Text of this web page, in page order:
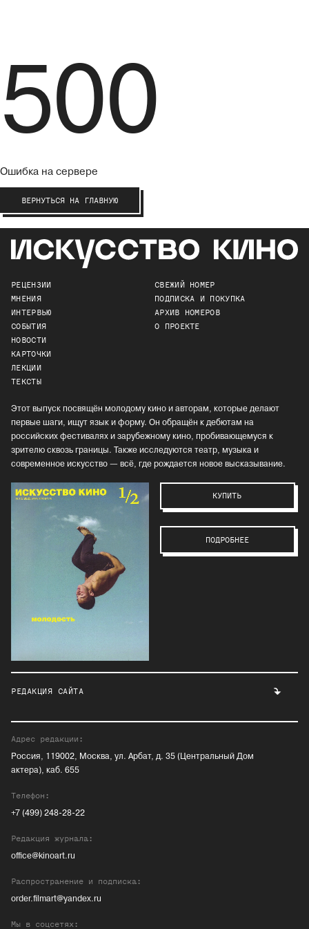
500
Ошибка на сервере
ВЕРНУТЬСЯ НА ГЛАВНУЮ
РЕЦЕНЗИИ
МНЕНИЯ
ИНТЕРВЬЮ
СОБЫТИЯ
НОВОСТИ
КАРТОЧКИ
ЛЕКЦИИ
ТЕКСТЫ
СВЕЖИЙ НОМЕР
ПОДПИСКА И ПОКУПКА
АРХИВ НОМЕРОВ
О ПРОЕКТЕ
Этот выпуск посвящён молодому кино и авторам, которые делают
первые шаги, ищут язык и форму. Он обращён к дебютам на
российских фестивалях и зарубежному кино, пробивающемуся к
зрителю сквозь границы. Также исследуются театр, музыка и
современное искусство — всё, где рождается новое высказывание.
КУПИТЬ
ПОДРОБНЕЕ
РЕДАКЦИЯ САЙТА
Адрес редакции:
Россия, 119002, Москва, ул. Арбат, д. 35 (Центральный Дом
актера), каб. 655
Телефон:
+7 (499) 248-28-22
Редакция журнала:
office@kinoart.ru
Распространение и подписка:
order.filmart@yandex.ru
Мы в соцсетях: